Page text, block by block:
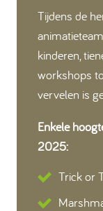
Tijdens de
kinderen,
workshops
vervelen is
Enkele
2025:
Trick or